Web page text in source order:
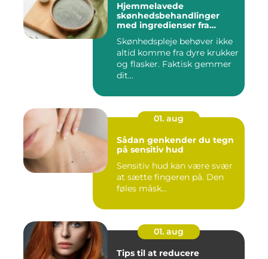
Hjemmelavede
skønhedsbehandlinger
med ingredienser fra
Skønhedspleje behøver ikke
altid komme fra dyre krukker
og flasker. Faktisk gemmer
dit...
01. aug
Sådan genkender du tegn
på sensitiv hud
Sensitiv hud kan være svær
at sætte fingeren på. Den
føles måsk...
01. aug
Tips til at reducere